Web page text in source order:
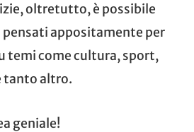
oltretutto, è possibile
appositamente per
temi come cultura, sport,
tanto altro.
geniale!